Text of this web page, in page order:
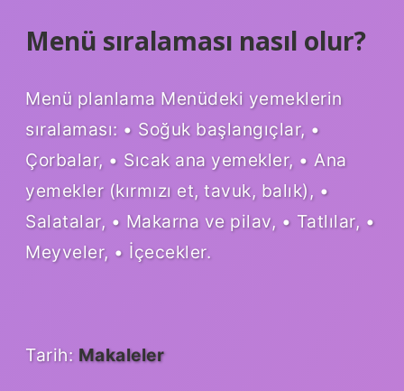
Menü sıralaması nasıl olur?
Menü planlama Menüdeki yemeklerin
sıralaması: • Soğuk başlangıçlar, •
Çorbalar, • Sıcak ana yemekler, • Ana
yemekler (kırmızı et, tavuk, balık), •
Salatalar, • Makarna ve pilav, • Tatlılar, •
Meyveler, • İçecekler.
Tarih: Makaleler